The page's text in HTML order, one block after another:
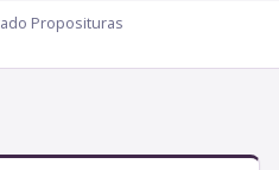
Proposituras